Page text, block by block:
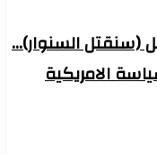
(سنقتل السنوار)…
الامريكية